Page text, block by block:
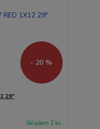
- 20 %
29"
Skladem 2 ks